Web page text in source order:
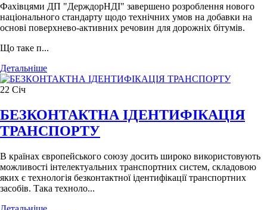
Фахівцями ДП "ДерждорНДІ" завершено розроблення нового
національного стандарту щодо технічних умов на добавки на
основі поверхнево-активних речовин для дорожніх бітумів.
Що таке п...
Детальніше
22 Січ
БЕЗКОНТАКТНА ІДЕНТИФІКАЦІЯ
ТРАНСПОРТУ
В країнах європейського союзу досить широко використовують
можливості інтелектуальних транспортних систем, складовою
яких є технологія безконтактної ідентифікації транспортних
засобів. Така техноло...